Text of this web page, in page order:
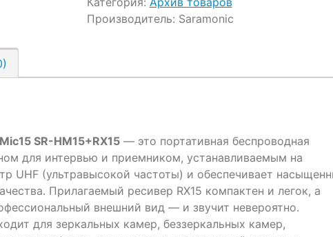
Производитель: Saramonic
SR-HM15+RX15 — это портативная беспроводная
для интервью и приемником, устанавливаемым на
UHF (ультравысокой частоты) и обеспечивает
Прилагаемый ресивер RX15 компактен и легок, а
внешний вид — и звучит невероятно.
для зеркальных камер, беззеркальных камер,